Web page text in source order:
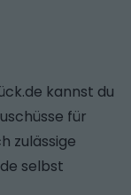
kannst du
für
zulässige
selbst